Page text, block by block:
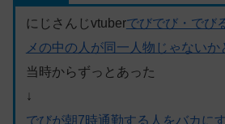
にじさんじvtuberでびでび・でび
メの中の人が同一人物じゃないか
当時からずっとあった
↓
でびが朝7時通勤する人をバカに